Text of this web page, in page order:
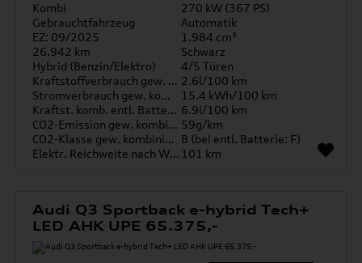
Kombi
270 kW (367 PS)
Gebrauchtfahrzeug
Automatik
EZ: 09/2025
1.984 cm³
26.942 km
Schwarz
Hybrid (Benzin/Elektro)
4/5 Türen
Kraftstoffverbrauch gew. kombiniert 2.6l/100 km
Stromverbrauch gew. kombiniert
15.4 kWh/100 km
Kraftst. komb. entl. Batterie 6.9l/100 km
CO2-Emission gew. kombiniert 59g/km
CO2-Klasse gew. kombiniert B (bei entl. Batterie: F)
Elektr. Reichweite nach WLTP* 101 km
Audi Q3 Sportback e-hybrid Tech+
LED AHK UPE 65.375,-